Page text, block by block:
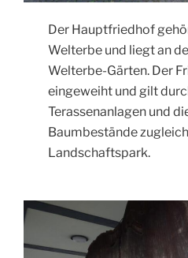
Der Hauptfriedhof
Welterbe und liegt an
Welterbe-Gärten. Der
eingeweiht und gilt
Terassenanlagen und
Baumbestände
Landschaftspark.